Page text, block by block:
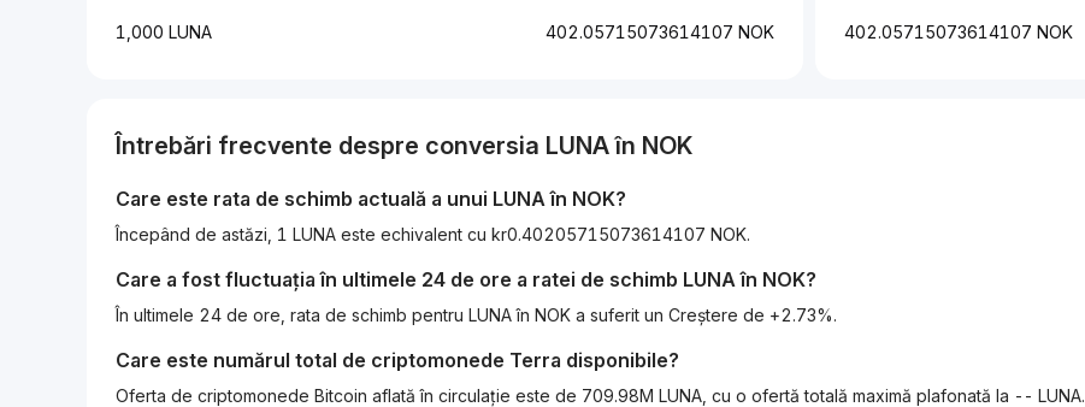
1,000 LUNA 402.05715073614107 NOK 402.05715073614107 NOK
Întrebări frecvente despre conversia LUNAîn NOK
Care este rata de schimb actuală a unui LUNAîn NOK?
Începând de astăzi, 1 LUNA este echivalent cu kr0.40205715073614107 NOK.
Care a fost fluctuația în ultimele 24 de ore a ratei de schimb LUNAîn NOK?
În ultimele 24 de ore, rata de schimb pentru LUNA în NOK a suferit un Creștere de +2.73%.
Care este numărul total de criptomonede Terra disponibile?
Oferta de criptomonede Bitcoin aflată în circulație este de 709.98M LUNA, cu o ofertă totală maximă plafonată la -- LUNA.